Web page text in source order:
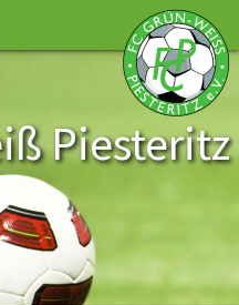
Piesteritz